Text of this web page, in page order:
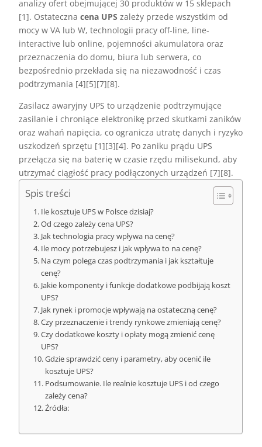
analizy ofert obejmującej 30 produktów w 15 sklepach
[1]. Ostatecznacena UPS zależy przede wszystkim od
mocy w VA lub W, technologii pracy off-line, line-
interactive lub online, pojemności akumulatora oraz
przeznaczenia do domu, biura lub serwera, co
bezpośrednio przekłada się na niezawodność i czas
podtrzymania [4][5][7][8].
Zasilacz awaryjny UPS to urządzenie podtrzymujące
zasilanie i chroniące elektronikę przed skutkami zaników
oraz wahań napięcia, co ogranicza utratę danych i ryzyko
uszkodzeń sprzętu [1][3][4]. Po zaniku prądu UPS
przełącza się na baterię w czasie rzędu milisekund, aby
utrzymać ciągłość pracy podłączonych urządzeń [7][8].
Spis treści
Ile kosztuje UPS w Polsce dzisiaj?
Od czego zależy cena UPS?
Jak technologia pracy wpływa na cenę?
Ile mocy potrzebujesz i jak wpływa to na cenę?
Na czym polega czas podtrzymania i jak kształtuje
cenę?
Jakie komponenty i funkcje dodatkowe podbijają koszt
UPS?
Jak rynek i promocje wpływają na ostateczną cenę?
Czy przeznaczenie i trendy rynkowe zmieniają cenę?
Czy dodatkowe koszty i opłaty mogą zmienić cenę
UPS?
Gdzie sprawdzić ceny i parametry, aby ocenić ile
kosztuje UPS?
Podsumowanie. Ile realnie kosztuje UPS i od czego
zależy cena?
Źródła: